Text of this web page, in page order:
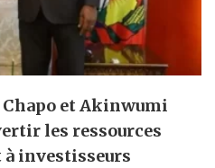
et Akinwumi
les ressources
investisseurs